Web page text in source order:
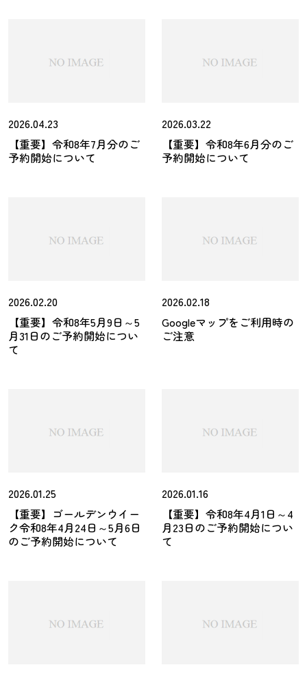
2026.04.23
【重要】令和8年7月分のご
予約開始について
2026.03.22
【重要】令和8年6月分のご
予約開始について
2026.02.20
【重要】令和8年5月9日～5
月31日のご予約開始につい
て
2026.02.18
Googleマップをご利用時の
ご注意
2026.01.25
【重要】ゴールデンウイー
ク令和8年4月24日～5月6日
のご予約開始について
2026.01.16
【重要】令和8年4月1日～4
月23日のご予約開始につい
て